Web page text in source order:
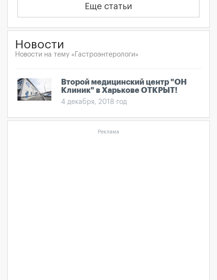
Еще статьи
Новости
Новости на тему «Гастроэнтерологи»
Второй медицинский центр "ОН
Клиник" в Харькове ОТКРЫТ!
4 декабря, 2018 год
Реклама